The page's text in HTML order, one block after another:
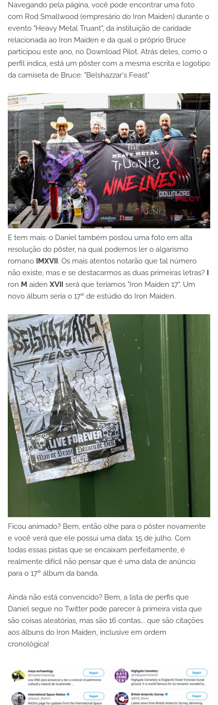
Navegando pela página, você pode encontrar uma foto
com Rod Smallwood (empresário do Iron Maiden) durante o
evento "Heavy Metal Truant", da instituição de caridade
relacionada ao Iron Maiden e da qual o próprio Bruce
participou este ano, no Download Pilot. Atrás deles, como o
perfil indica, está um pôster com a mesma escrita e logotipo
da camiseta de Bruce: "Belshazzar's Feast"
E tem mais: o Daniel também postou uma foto em alta
resolução do pôster, na qual podemos ler o algarismo
romano
IMXVII . Os mais atentos notarão que tal número
não existe, mas e se destacarmos as duas primeiras letras?
ron M aiden XVII
será que teríamos "Iron Maiden 17". Um
novo álbum seria o 17º de estúdio do Iron Maiden.
Ficou animado? Bem, então olhe para o pôster novamente
e você verá que ele possui uma data: 15 de julho. Com
todas essas pistas que se encaixam perfeitamente, é
realmente difícil não pensar que é uma data de anúncio
para o 17º álbum da banda.
Ainda não está convencido? Bem, a lista de perfis que
Daniel segue no Twitter pode parecer à primeira vista que
são coisas aleatórias, mas são 16 contas... que são citações
aos álbuns do Iron Maiden, inclusive em ordem
cronológica!